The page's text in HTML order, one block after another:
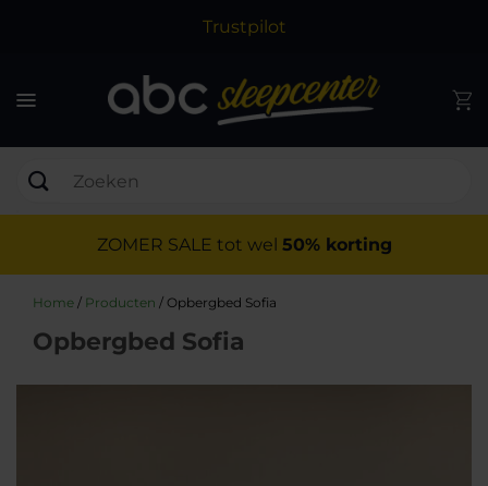
Trustpilot
ZOMER SALE tot wel 50% korting
Home / Producten / Opbergbed Sofia
Opbergbed Sofia